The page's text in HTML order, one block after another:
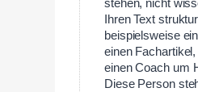
stehen, nicht
Ihren Text
beispielsweise
einen
einen Coach um
Diese Person